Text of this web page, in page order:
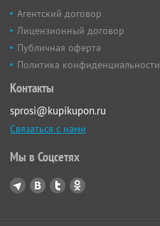
Агентский договор
Лицензионный договор
Публичная оферта
Политика конфиденциальности
Контакты
sprosi@kupikupon.ru
Связаться с нами
Мы в Соцсетях